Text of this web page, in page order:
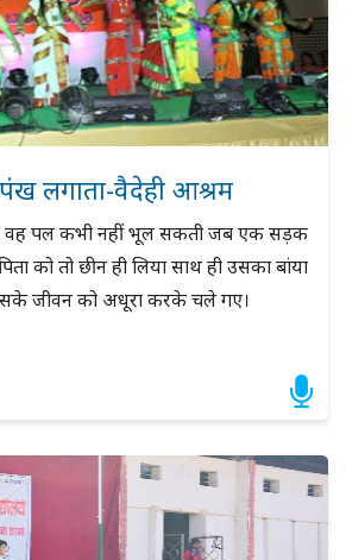
पंख लगाता-वैदेही आश्रम
वह पल कभी नहीं भूल सकती जब एक सड़क
को तो छीन ही लिया साथ ही उसका बांया
जीवन को अधूरा करके चले गए।